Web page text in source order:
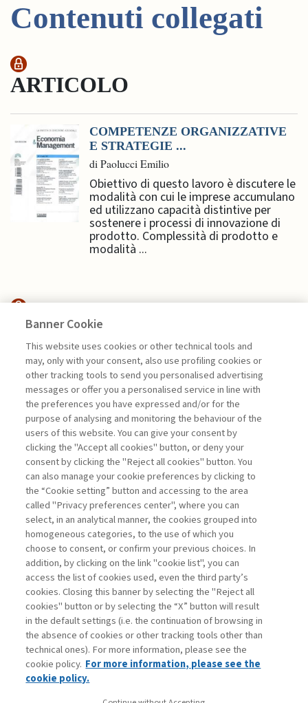
Contenuti collegati
ARTICOLO
COMPETENZE ORGANIZZATIVE
E STRATEGIE ...
di Paolucci Emilio
Obiettivo di questo lavoro è discutere le
modalità con cui le imprese accumulano
ed utilizzano capacità distintive per
sostenere i processi di innovazione di
prodotto. Complessità di prodotto e
modalità ...
FINANCE
CFO E INTELLIGENZA
ARTIFICIALE: L’EVOLUZIONE ...
di Andrea Beltratti e Alessia Bezzecchi
La consultazione dei libri è riservata esclusivamente
agli abbonati Premium
Legenda: Accedi Per registrati Per abbonati
Contatti
Abbonamenti
Archivio rubriche
Privacy
Banner Cookie
This website uses cookies or other technical tools and
may, only with your consent, also use profiling cookies or
other tracking tools to send you personalised advertising
messages or offer you a personalised service in line with
the preferences you have expressed and/or for the
purpose of analysing and monitoring the behaviour of the
users of this website. You can give your consent by
clicking the "Accept all cookies" button, or deny your
consent by clicking the "Reject all cookies" button. You
can also manage your cookie preferences by clicking to
the “Cookie setting” button and accessing to the area
called "Privacy preferences center", where you can
select, in an analytical manner, the cookies grouped into
homogeneous categories, to the use of which you
choose to consent, or confirm your previous choices. In
addition, by clicking on the link "cookie list", you can
access the list of cookies used, even the third party’s
cookies. Closing this banner by selecting the "Reject all
cookies" button or by selecting the “X” button will result
in the default settings (i.e. the continuation of browsing in
the absence of cookies or other tracking tools other than
technical ones). For more information, please see the
cookie policy. For more information, please see the
cookie policy.